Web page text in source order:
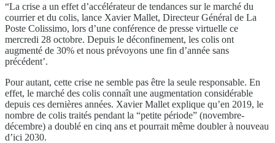
“La crise a un effet d’accélérateur de tendances sur le marché du
courrier et du colis, lance Xavier Mallet, Directeur Général de La
Poste Colissimo, lors d’une conférence de presse virtuelle ce
mercredi 28 octobre. Depuis le déconfinement, les colis ont
augmenté de 30% et nous prévoyons une fin d’année sans
précédent’.
Pour autant, cette crise ne semble pas être la seule responsable. En
effet, le marché des colis connaît une augmentation considérable
depuis ces dernières années. Xavier Mallet explique qu’en 2019, le
nombre de colis traités pendant la “petite période” (novembre-
décembre) a doublé en cinq ans et pourrait même doubler à nouveau
d’ici 2030.